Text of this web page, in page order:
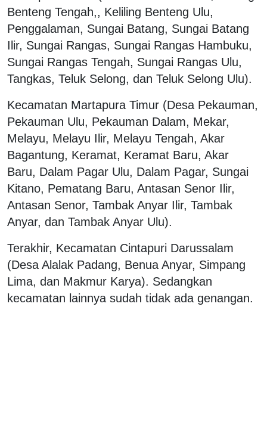
Benteng Tengah,, Keliling Benteng Ulu,
Penggalaman, Sungai Batang, Sungai Batang
Ilir, Sungai Rangas, Sungai Rangas Hambuku,
Sungai Rangas Tengah, Sungai Rangas Ulu,
Tangkas, Teluk Selong, dan Teluk Selong Ulu).
Kecamatan Martapura Timur (Desa Pekauman,
Pekauman Ulu, Pekauman Dalam, Mekar,
Melayu, Melayu Ilir, Melayu Tengah, Akar
Bagantung, Keramat, Keramat Baru, Akar
Baru, Dalam Pagar Ulu, Dalam Pagar, Sungai
Kitano, Pematang Baru, Antasan Senor Ilir,
Antasan Senor, Tambak Anyar Ilir, Tambak
Anyar, dan Tambak Anyar Ulu).
Terakhir, Kecamatan Cintapuri Darussalam
(Desa Alalak Padang, Benua Anyar, Simpang
Lima, dan Makmur Karya). Sedangkan
kecamatan lainnya sudah tidak ada genangan.